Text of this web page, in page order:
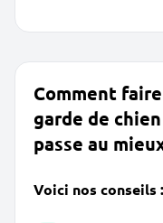
Comment
garde de
passe au
Voici nos conseils :